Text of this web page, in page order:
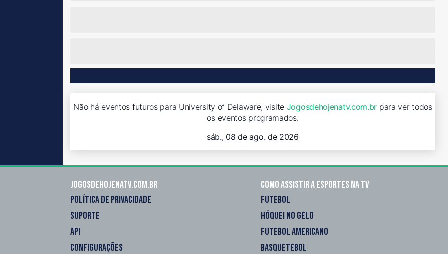
Não há eventos futuros para University of Delaware, visite Jogosdehojenatv.com.br para ver todos
os eventos programados.
sáb., 08 de ago. de 2026
Jogosdehojenatv.com.br
POLÍTICA DE PRIVACIDADE
SUPORTE
API
CONFIGURAÇÕES
Como assistir a esportes na TV
FUTEBOL
HÓQUEI NO GELO
FUTEBOL AMERICANO
BASQUETEBOL